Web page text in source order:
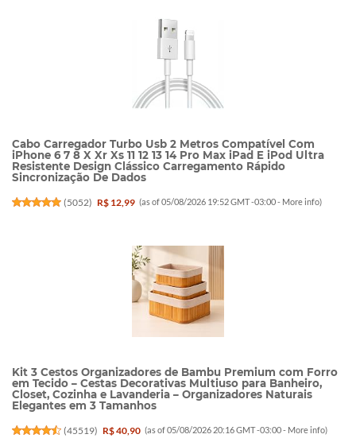
Cabo Carregador Turbo Usb 2 Metros Compatível Com
iPhone 6 7 8 X Xr Xs 11 12 13 14 Pro Max iPad E iPod Ultra
Resistente Design Clássico Carregamento Rápido
Sincronização De Dados
(5052) R$ 12,99 (as of 05/08/2026 19:52 GMT -03:00 - More info)
Kit 3 Cestos Organizadores de Bambu Premium com Forro
em Tecido – Cestas Decorativas Multiuso para Banheiro,
Closet, Cozinha e Lavanderia – Organizadores Naturais
Elegantes em 3 Tamanhos
(45519) R$ 40,90 (as of 05/08/2026 20:16 GMT -03:00 - More info)